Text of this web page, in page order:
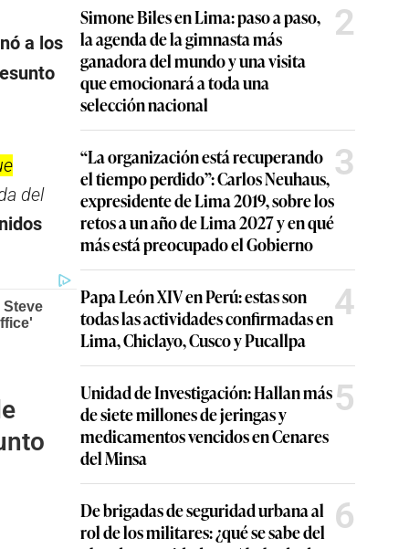
a los
del
Simone Biles en Lima: paso a paso,
la agenda de la gimnasta más
ganadora del mundo y una visita
que emocionará a toda una
selección nacional
2
“La organización está recuperando
el tiempo perdido”: Carlos Neuhaus,
expresidente de Lima 2019, sobre los
retos a un año de Lima 2027 y en qué
más está preocupado el Gobierno
3
Papa León XIV en Perú: estas son
todas las actividades confirmadas en
Lima, Chiclayo, Cusco y Pucallpa
4
Unidad de Investigación: Hallan más
de siete millones de jeringas y
medicamentos vencidos en Cenares
del Minsa
5
De brigadas de seguridad urbana al
rol de los militares: ¿qué se sabe del 6